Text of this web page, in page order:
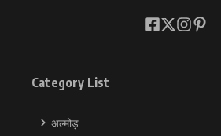
Category List
अल्मोड़